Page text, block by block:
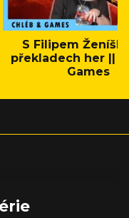
S Filipem
překladech her ||
Games